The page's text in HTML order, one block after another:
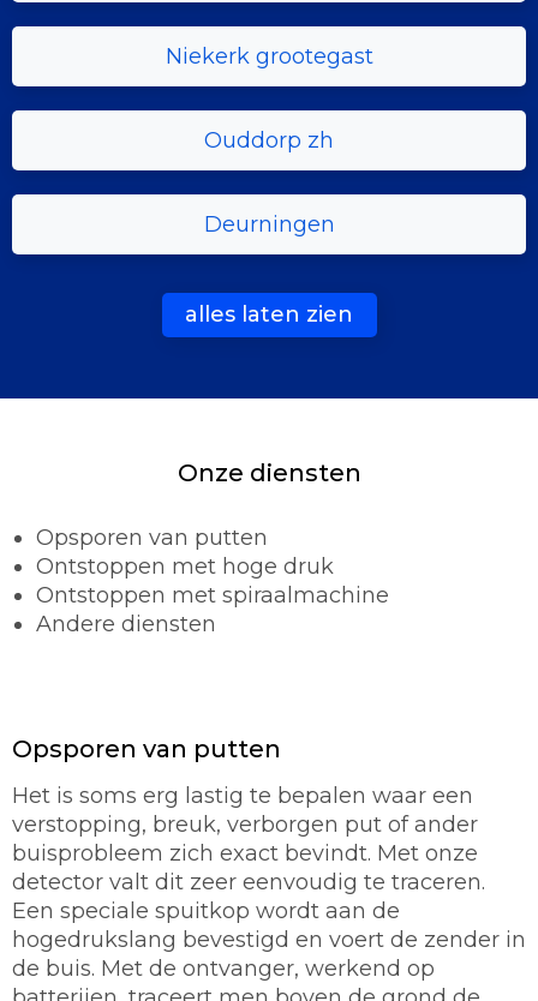
Niekerk grootegast
Ouddorp zh
Deurningen
alles laten zien
Onze diensten
Opsporen van putten
Ontstoppen met hoge druk
Ontstoppen met spiraalmachine
Andere diensten
Opsporen van putten
Het is soms erg lastig te bepalen waar een
verstopping, breuk, verborgen put of ander
buisprobleem zich exact bevindt. Met onze
detector valt dit zeer eenvoudig te traceren.
Een speciale spuitkop wordt aan de
hogedrukslang bevestigd en voert de zender in
de buis. Met de ontvanger, werkend op